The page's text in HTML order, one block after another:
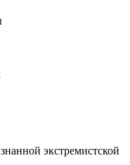
экстремистской